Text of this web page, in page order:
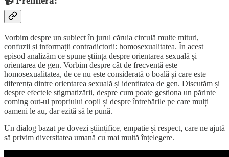
Vorbim despre un subiect în jurul căruia circulă multe mituri,
confuzii și informații contradictorii: homosexualitatea. În acest
episod analizăm ce spune știința despre orientarea sexuală și
orientarea de gen. Vorbim despre cât de frecventă este
homosexualitatea, de ce nu este considerată o boală și care este
diferența dintre orientarea sexuală și identitatea de gen. Discutăm și
despre efectele stigmatizării, despre cum poate gestiona un părinte
coming out-ul propriului copil și despre întrebările pe care mulți
oameni le au, dar ezită să le pună.
Un dialog bazat pe dovezi științifice, empatie și respect, care ne ajută
să privim diversitatea umană cu mai multă înțelegere.